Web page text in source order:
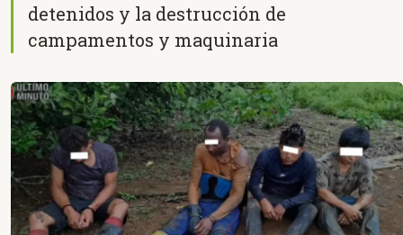
detenidos y la destrucción de
campamentos y maquinaria